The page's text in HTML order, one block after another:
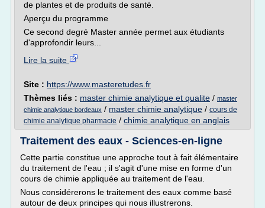
de plantes et de produits de santé.
Aperçu du programme
Ce second degré Master année permet aux étudiants
d'approfondir leurs...
Lire la suite
Site : https://www.masteretudes.fr
Thèmes liés : master chimie analytique et qualite / master
chimie analytique bordeaux / master chimie analytique / cours de
chimie analytique pharmacie / chimie analytique en anglais
Traitement des eaux - Sciences-en-ligne
Cette partie constitue une approche tout à fait élémentaire
du traitement de l'eau ; il s'agit d'une mise en forme d'un
cours de chimie appliquée au traitement de l'eau.
Nous considérerons le traitement des eaux comme basé
autour de deux principes qui nous illustrerons.